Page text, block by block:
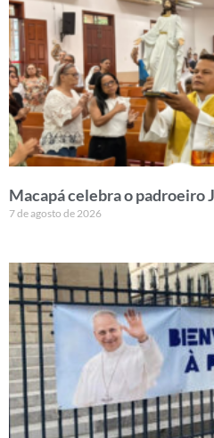
Macapá celebra o padroeiro
7 de agosto de 2026